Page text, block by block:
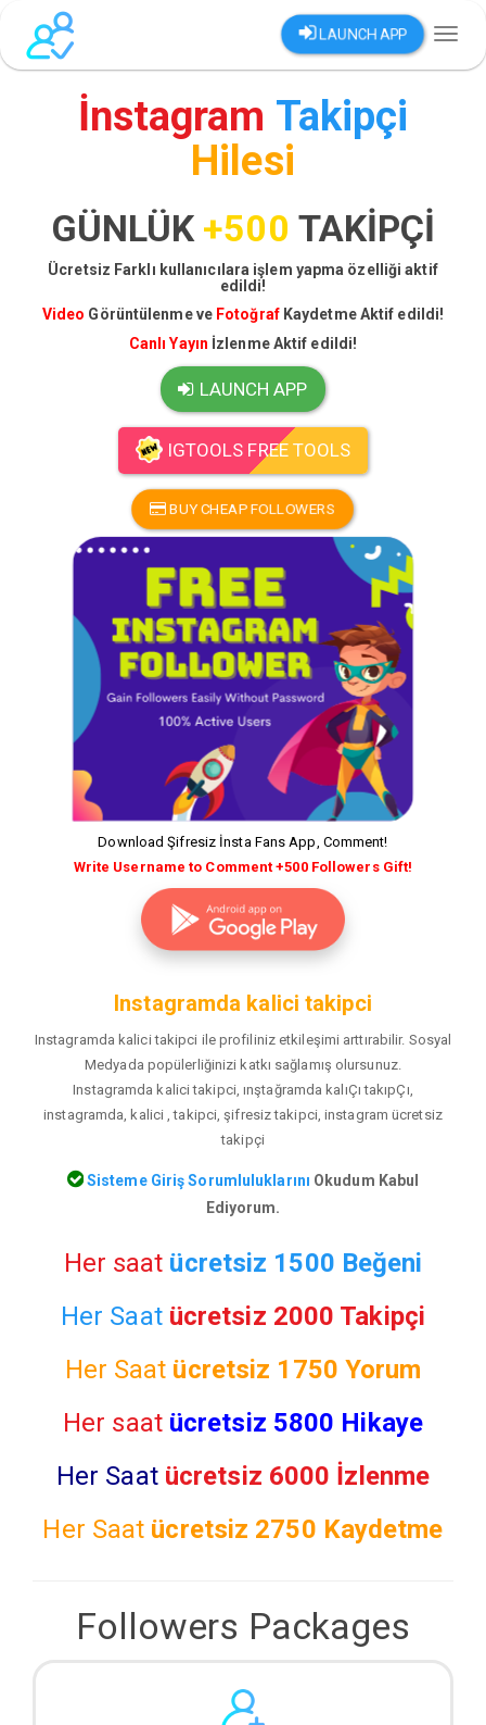
LAUNCH APP
İnstagram Takipçi
Hilesi
GÜNLÜK +500 TAKİPÇİ
Ücretsiz Farklı kullanıcılara işlem yapma özelliği aktif
edildi!
Video Görüntülenme ve Fotoğraf Kaydetme Aktif edildi!
Canlı Yayın İzlenme Aktif edildi!
LAUNCH APP
IGTOOLS FREE TOOLS
BUY CHEAP FOLLOWERS
Download Şifresiz İnsta Fans App, Comment!
Write Username to Comment +500 Followers Gift!
Instagramda kalici takipci
Instagramda kalici takipci ile profiliniz etkileşimi arttırabilir. Sosyal
Medyada popülerliğinizi katkı sağlamış olursunuz.
Instagramda kalici takipci, ınştağramda kalıÇı takıpÇı,
instagramda, kalici , takipci, şifresiz takipci, instagram ücretsiz
takipçi
Sisteme Giriş Sorumluluklarını Okudum Kabul
Ediyorum.
Her saat ücretsiz 1500 Beğeni
Her Saat ücretsiz 2000 Takipçi
Her Saat ücretsiz 1750 Yorum
Her saat ücretsiz 5800 Hikaye
Her Saat ücretsiz 6000 İzlenme
Her Saat ücretsiz 2750 Kaydetme
Followers Packages